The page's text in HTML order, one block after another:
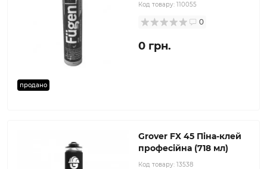
продано
Код товару: 110055
0
0 грн.
Grover FX 45 Піна-клей
професійна (718 мл)
Код товару: 13538